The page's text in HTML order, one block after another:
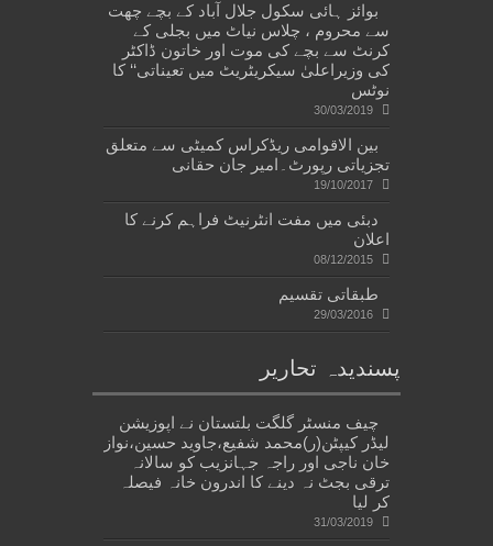
بوائز ہائی سکول جلال آباد کے بچے چھت
سے محروم ، چلاس نیاٹ میں بجلی کے
کرنٹ سے بچے کی موت اور خاتون ڈاکٹر
کی وزیراعلیٰ سیکریٹریٹ میں تعیناتی‘‘ کا
نوٹس
30/03/2019
بین الاقوامی ریڈکراس کمیٹی سے متعلق
تجزیاتی رپورٹ۔امیر جان حقانی
19/10/2017
دبئی میں مفت انٹرنیٹ فراہم کرنے کا
اعلان
08/12/2015
طبقاتی تقسیم
29/03/2016
پسندیدہ تحاریر
چیف منسٹر گلگت بلتستان نے اپوزیشن
لیڈر کیپٹن(ر)محمد شفیع،جاوید حسین،نواز
خان ناجی اور راجہ جہانزیب کو سالانہ
ترقی بجٹ نہ دینے کا اندرون خانہ فیصلہ
کر لیا
31/03/2019